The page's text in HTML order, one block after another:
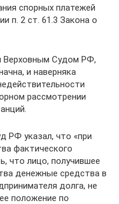
спорных платежей
п. 2 ст. 61.3 Закона о
Верховным Судом РФ,
и наверняка
рассмотрении
РФ указал, что «при
фактического
что лицо, получившее
денежные средства в
долга, не
положение по